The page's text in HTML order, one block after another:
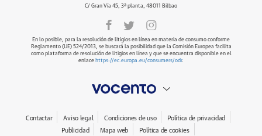
C/ Gran Vía 45, 3ª planta, 48011 Bilbao
En lo posible, para la resolución de litigios en línea en materia de consumo conforme
Reglamento (UE) 524/2013, se buscará la posibilidad que la Comisión Europea facilita
como plataforma de resolución de litigios en línea y que se encuentra disponible en el
enlace https://ec.europa.eu/consumers/odr.
Contactar Aviso legal Condiciones de uso
Política de privacidad
Publicidad
Mapa web Política de cookies